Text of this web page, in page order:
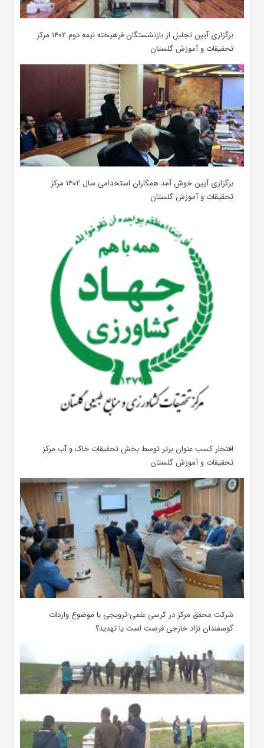
برگزاری آیین تجلیل از بازنشستگان فرهیخته نیمه دوم ۱۴۰۲ مرکز
تحقیقات و آموزش گلستان
برگزاری آیین خوش آمد همکاران استخدامی سال ۱۴۰۲ مرکز
تحقیقات و آموزش گلستان
افتخار کسب عنوان برتر توسط بخش تحقیقات خاک و آب مرکز
تحقیقات و آموزش گلستان
شرکت محقق مرکز در کرسی علمی-ترویجی با موضوع واردات
گوسفندان نژاد خارجی فرصت است یا تهدید؟